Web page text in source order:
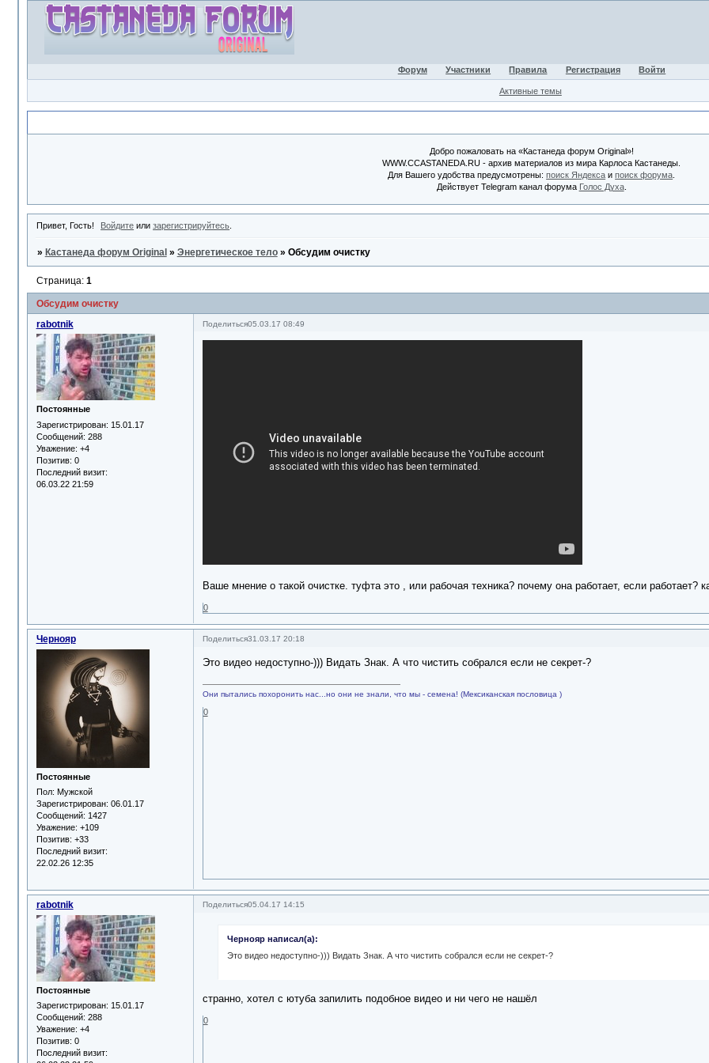
Форум Участники Правила Регистрация Войти
Активные темы
Добро пожаловать на «Кастанеда форум Original»!
WWW.CCASTANEDA.RU - архив материалов из мира Карлоса Кастанеды.
Для Вашего удобства предусмотрены:поиск Яндекса ипоиск форума
Действует Telegram канал форума Голос Духа.
Привет, Гость! Войдите илизарегистрируйтесь
» Кастанеда форум Original » Энергетическое тело » Обсудим очистку
Обсудим очистку
Страница: 1
Поделиться05.03.17 08:49
rabotnik
Постоянные
Зарегистрирован: 15.01.17
Сообщений: 288
Уважение: +4
Позитив: 0
Последний визит:
06.03.22 21:59
Ваше мнение о такой очистке. туфта это , или рабочая техника? почему она работает, если работает?
0
Поделиться31.03.17 20:18
Чернояр
Постоянные
Пол: Мужской
Зарегистрирован: 06.01.17
Сообщений: 1427
Уважение: +109
Позитив: +33
Последний визит:
22.02.26 12:35
Это видео недоступно-))) Видать Знак. А что чистить собрался если не секрет-?
Они пытались похоронить нас...но они не знали, что мы - семена! (Мексиканская пословица )
0
Поделиться05.04.17 14:15
rabotnik
Постоянные
Зарегистрирован: 15.01.17
Сообщений: 288
Уважение: +4
Позитив: 0
Последний визит:
Чернояр написал(а):
Это видео недоступно-))) Видать Знак. А что чистить собрался если не секрет-?
странно, хотел с ютуба запилить подобное видео и ни чего не нашёл
0